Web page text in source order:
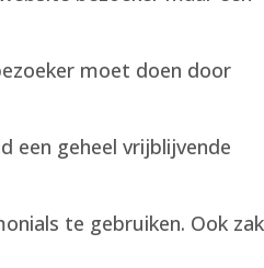
moet doen door
een geheel vrijblijvende
te gebruiken. Ook